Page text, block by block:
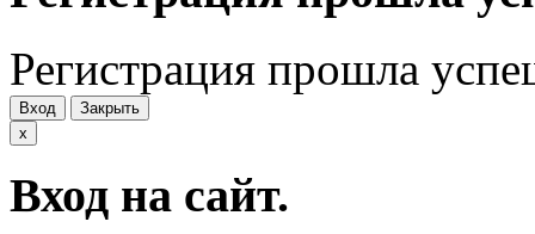
Регистрация прошла
Вход
Закрыть
x
Вход на сайт.